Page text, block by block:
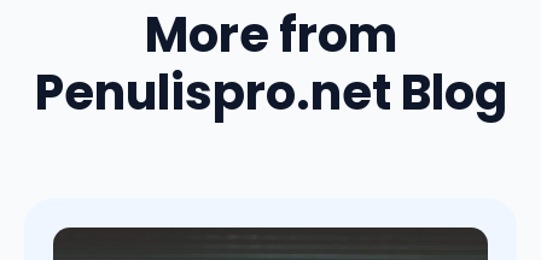
More from
Penulispro.net Blog